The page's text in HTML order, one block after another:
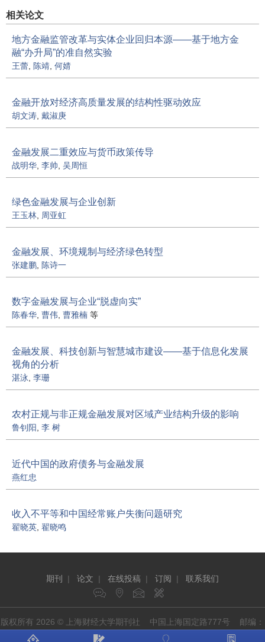
相关论文
地方金融监管改革与实体企业回归本源——基于地方金
融“办升局”的准自然实验
王蕾 陈靖 何婧
金融开放对经济高质量发展的结构性驱动效应
胡文涛 戴淑庚
金融发展二重效应与货币政策传导
战明华 李帅 吴周恒
绿色金融发展与企业创新
王玉林 周亚虹
金融发展、环境规制与经济绿色转型
张建鹏 陈诗一
数字金融发展与企业“脱虚向实”
陈春华 曹伟 曹雅楠 等
金融发展、科技创新与智慧城市建设——基于信息化发展
视角的分析
湛泳 李珊
农村正规与非正规金融发展对区域产业结构升级的影响
鲁钊阳 李 树
近代中国的政府债务与金融发展
燕红忠
收入不平等和中国经常账户失衡问题研究
翟晓英 翟晓鸣
期刊 | 论文 | 在线投稿 | 订阅 | 联系我们
版权所有 2026 © 上海财经大学期刊社 中国上海国定路777号 邮编：